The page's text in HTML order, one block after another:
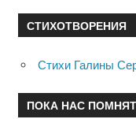
СТИХОТВОРЕНИЯ
Стихи Галины
ПОКА НАС